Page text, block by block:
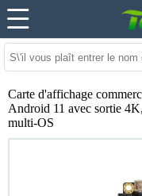
Carte d'affichage
Android 11 avec sortie
multi-OS